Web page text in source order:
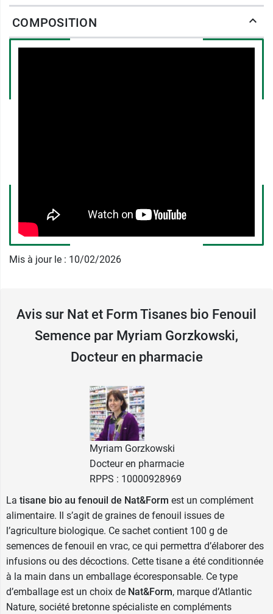
Certifié AB - Agriculture biologique
FR-BIO-01
56270 PLOEMEUR FRANCE
France
+33 297 863 379
COMPOSITION
Mis à jour le : 10/02/2026
Avis sur Nat et Form Tisanes bio Fenouil
Semence par Myriam Gorzkowski,
Docteur en pharmacie
Myriam Gorzkowski
Docteur en pharmacie
RPPS : 10000928969
La tisane bio au fenouil de Nat&Form est un complément
alimentaire. Il s’agit de graines de fenouil issues de
l’agriculture biologique. Ce sachet contient 100 g de
semences de fenouil en vrac, ce qui permettra d’élaborer des
infusions ou des décoctions. Cette tisane a été conditionnée
à la main dans un emballage écoresponsable. Ce type
d’emballage est un choix de Nat&Form, marque d’Atlantic
Nature, société bretonne spécialiste en compléments